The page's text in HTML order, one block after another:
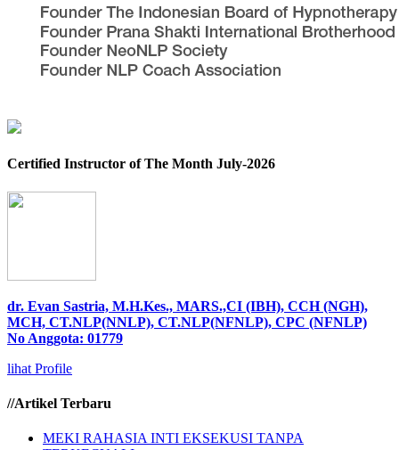
Certified Instructor of The Month July-2026
dr. Evan Sastria, M.H.Kes., MARS.,CI (IBH), CCH (NGH),
MCH, CT.NLP(NNLP), CT.NLP(NFNLP), CPC (NFNLP)
No Anggota: 01779
lihat Profile
//Artikel Terbaru
MEKI RAHASIA INTI EKSEKUSI TANPA